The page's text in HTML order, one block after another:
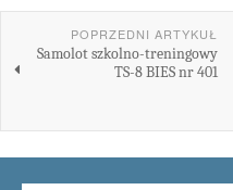
POPRZEDNI ARTYKUŁ
Samolot szkolno-treningowy
TS-8 BIES nr 401